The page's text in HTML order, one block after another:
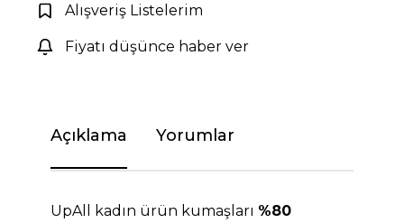
Alışveriş Listelerim
Fiyatı düşünce haber ver
Açıklama Yorumlar
UpAll kadın ürün kumaşları %80